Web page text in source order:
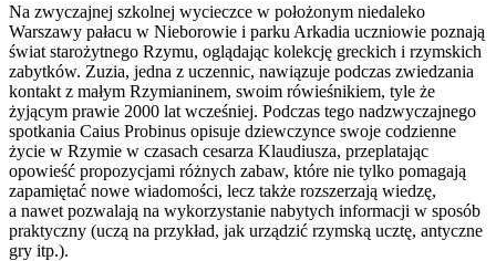
Na zwyczajnej szkolnej wycieczce w położonym niedaleko
Warszawy pałacu w Nieborowie i parku Arkadia uczniowie poznają
świat starożytnego Rzymu, oglądając kolekcję greckich i rzymskich
zabytków. Zuzia, jedna z uczennic, nawiązuje podczas zwiedzania
kontakt z małym Rzymianinem, swoim rówieśnikiem, tyle że
żyjącym prawie 2000 lat wcześniej. Podczas tego nadzwyczajnego
spotkania Caius Probinus opisuje dziewczynce swoje codzienne
życie w Rzymie w czasach cesarza Klaudiusza, przeplatając
opowieść propozycjami różnych zabaw, które nie tylko pomagają
zapamiętać nowe wiadomości, lecz także rozszerzają wiedzę,
a nawet pozwalają na wykorzystanie nabytych informacji w sposób
praktyczny (uczą na przykład, jak urządzić rzymską ucztę, antyczne
gry itp.).